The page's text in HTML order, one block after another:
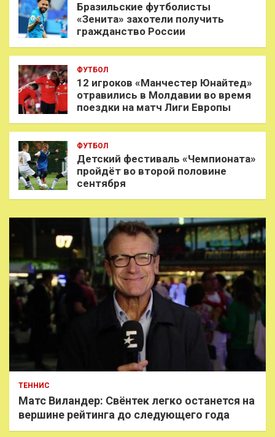
Бразильские футболисты
«Зенита» захотели получить
гражданство России
ФУТБОЛ
12 игроков «Манчестер Юнайтед»
отравились в Молдавии во время
поездки на матч Лиги Европы
ФУТБОЛ
Детский фестиваль «Чемпионата»
пройдёт во второй половине
сентября
ТЕННИС
Матс Виландер: Свёнтек легко останется на
вершине рейтинга до следующего года